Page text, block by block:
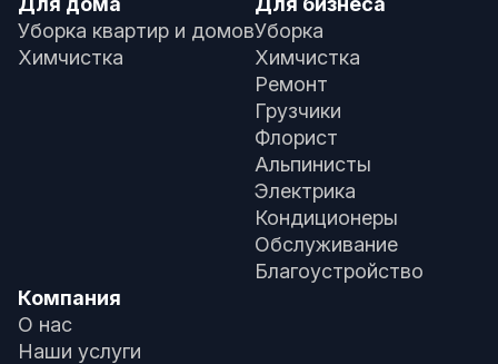
Уборка квартир и домов
Химчистка
Уборка
Химчистка
Ремонт
Грузчики
Флорист
Альпинисты
Электрика
Кондиционеры
Обслуживание
Благоустройство
Компания
О нас
Наши услуги